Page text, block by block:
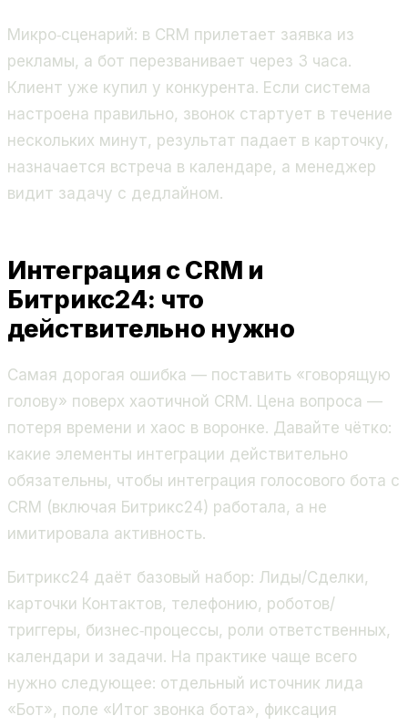
Микро‑сценарий: в CRM прилетает заявка из
рекламы, а бот перезванивает через 3 часа.
Клиент уже купил у конкурента. Если система
настроена правильно, звонок стартует в течение
нескольких минут, результат падает в карточку,
назначается встреча в календаре, а менеджер
видит задачу с дедлайном.
Интеграция с CRM и
Битрикс24: что
действительно нужно
Самая дорогая ошибка — поставить «говорящую
голову» поверх хаотичной CRM. Цена вопроса —
потеря времени и хаос в воронке. Давайте чётко:
какие элементы интеграции действительно
обязательны, чтобы интеграция голосового бота с
CRM (включая Битрикс24) работала, а не
имитировала активность.
Битрикс24 даёт базовый набор: Лиды/Сделки,
карточки Контактов, телефонию, роботов/
триггеры, бизнес‑процессы, роли ответственных,
календари и задачи. На практике чаще всего
нужно следующее: отдельный источник лида
«Бот», поле «Итог звонка бота», фиксация